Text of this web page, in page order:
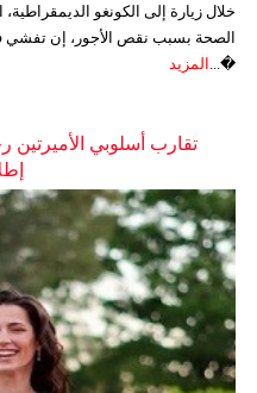
خلال زيارة إلى الكونغو
الصحة بسبب نقص الأجور، إن تفشي
�... المزيد
تقارب أسلوبي الأميرتين